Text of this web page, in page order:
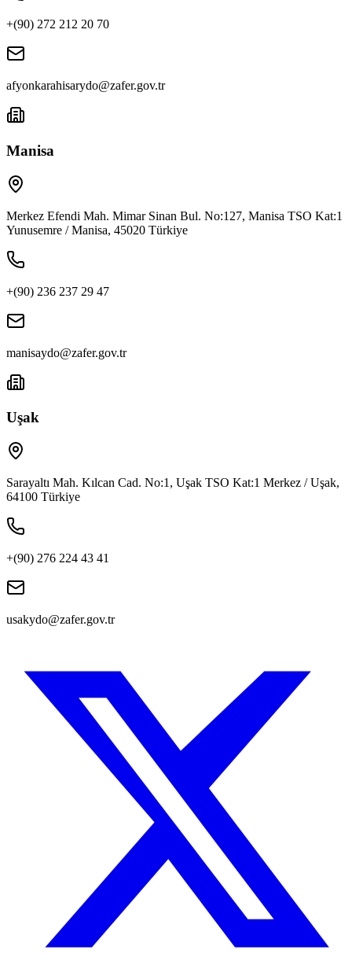
+(90) 272 212 20 70
afyonkarahisarydo@zafer.gov.tr
Manisa
Merkez Efendi Mah. Mimar Sinan Bul. No:127, Manisa TSO Kat:1
Yunusemre / Manisa, 45020 Türkiye
+(90) 236 237 29 47
manisaydo@zafer.gov.tr
Uşak
Sarayaltı Mah. Kılcan Cad. No:1, Uşak TSO Kat:1 Merkez / Uşak,
64100 Türkiye
+(90) 276 224 43 41
usakydo@zafer.gov.tr